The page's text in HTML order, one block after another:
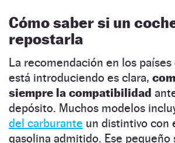
Cómo saber si un
repostarla
La recomendación en los países
está introduciendo es clara,
siempre la compatibilidad
depósito. Muchos modelos
del carburante un distintivo con
gasolina admitido. Ese pequeño